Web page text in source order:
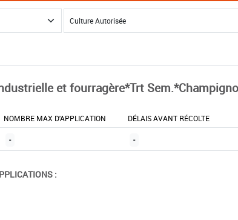
et fourragère*Trt
NOMBRE MAX D'APPLICATION DÉLAIS AVANT RÉCOLTE
- -
: